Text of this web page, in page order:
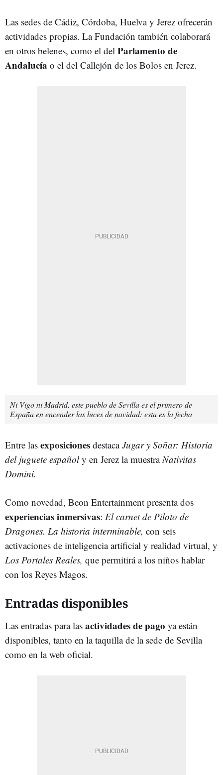
Las sedes de Cádiz, Córdoba, Huelva y Jerez ofrecerán
actividades propias. La Fundación también colaborará
en otros belenes, como el del Parlamento de
Andalucía o el del Callejón de los Bolos en Jerez.
Ni Vigo ni Madrid, este pueblo de Sevilla es el primero de
España en encender las luces de navidad: esta es la fecha
Entre las exposiciones destacaJugar y Soñar: Historia
del juguete españoly en Jerez la muestra Nativitas
Domini.
Como novedad, Beon Entertainment presenta dos
experiencias inmersivas: El carnet de Piloto de
Dragones. La historia interminable, con seis
activaciones de inteligencia artificial y realidad virtual, y
Los Portales Reales, que permitirá a los niños hablar
con los Reyes Magos.
Entradas disponibles
Las entradas para las actividades de pago ya están
disponibles, tanto en la taquilla de la sede de Sevilla
como en la web oficial.